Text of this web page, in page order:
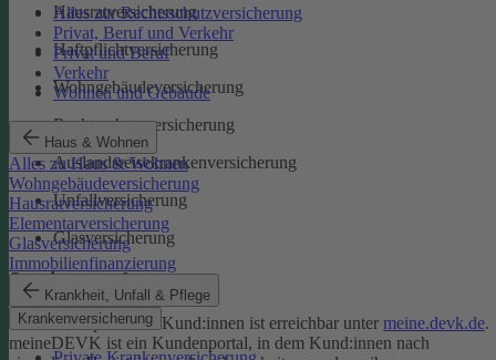
Alles zur Rechtsschutzversicherung
Privat, Beruf und Verkehr
Privat und Beruf
Verkehr
Wohnen und Gebäude
Haus & Wohnen
Alles zu Haus & Wohnen
Wohngebäudeversicherung
Hausratversicherung
Elementarversicherung
Glasversicherung
Immobilienfinanzierung
Krankheit, Unfall & Pflege
Krankenversicherung
Hausratversicherung
Haftpflichtversicherung
Wohngebäudeversicherung
Rechtsschutzversicherung
Auslandsreisekrankenversicherung
Unfallversicherung
Glasversicherung
Serviceportal
Das Serviceportal für Kund:innen ist erreichbar unter meine.devk.de.
meineDEVK ist ein Kundenportal, in dem Kund:innen nach